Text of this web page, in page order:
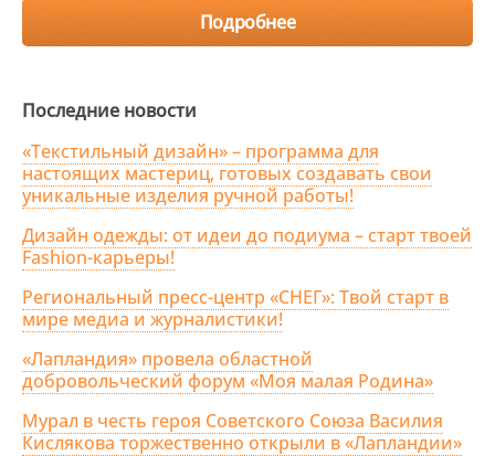
Подробнее
Последние новости
«Текстильный дизайн» – программа для
настоящих мастериц, готовых создавать свои
уникальные изделия ручной работы!
Дизайн одежды: от идеи до подиума – старт твоей
Fashion-карьеры!
Региональный пресс-центр «СНЕГ»: Твой старт в
мире медиа и журналистики!
«Лапландия» провела областной
добровольческий форум «Моя малая Родина»
Мурал в честь героя Советского Союза Василия
Кислякова торжественно открыли в «Лапландии»